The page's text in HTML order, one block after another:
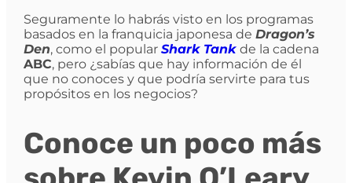
Seguramente lo habrás visto en los programas
basados en la franquicia japonesa de Dragon’s
Den, como el popular Shark Tank de la cadena
ABC, pero ¿sabías que hay información de él
que no conoces y que podría servirte para tus
propósitos en los negocios?
Conoce un poco más